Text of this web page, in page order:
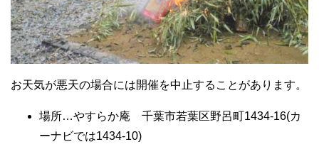
お天気が悪天の場合には開催を中止することがあります。
場所…やすらか庵 千葉市若葉区野呂町1434-16(カ
ーナビでは1434-10)